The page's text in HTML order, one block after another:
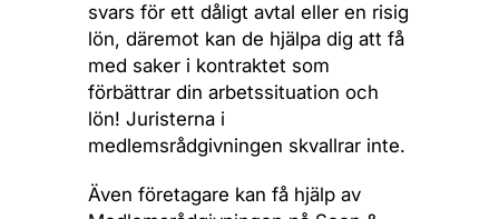
svars för ett dåligt avtal eller en risig
lön, däremot kan de hjälpa dig att få
med saker i kontraktet som
förbättrar din arbetssituation och
lön! Juristerna i
medlemsrådgivningen skvallrar inte.
Även företagare kan få hjälp av